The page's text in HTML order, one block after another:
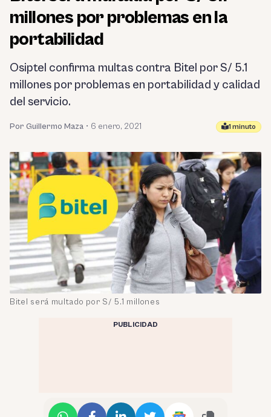
millones por problemas en la
portabilidad
Osiptel confirma multas contra Bitel por S/ 5.1
millones por problemas en portabilidad y calidad
del servicio.
Por Guillermo Maza • 6 enero, 2021 1 minuto
Bitel será multado por S/ 5.1 millones
PUBLICIDAD